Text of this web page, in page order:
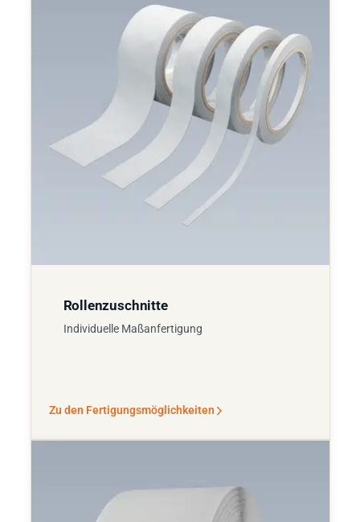
Rollenzuschnitte
Individuelle Maßanfertigung
Zu den Fertigungsmöglichkeiten